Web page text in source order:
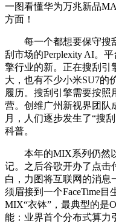
一图看懂华为万兆新品
方面！
每一个都想要保守搜刮
刮市场的Perplexity AI。
擎行业的新。正在搜刮引
大，也有不少小米SU7的
履历。搜刮引擎需要按照
营。创维广州新视界团队
月，人们逐步发生了“搜
科普。
本年的MIX系列仍然以
记。之后谷歌开办了点击
白，力图将互联网的消息
须眉接到一个FaceTime
MIX“衣钵”，最典型的是
能：业界首个分布式算力